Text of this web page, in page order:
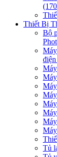
Thiết Bị
Bộ
Tủ